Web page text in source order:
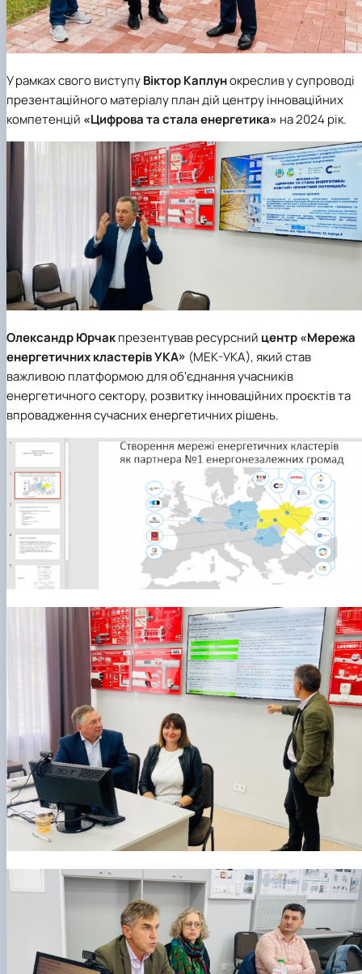
У рамках свого виступуВіктор Каплунокреслив у супроводі
презентаційного матеріалу план дій центру інноваційних
компетенцій «Цифрова та стала енергетика» на 2024 рік.
Олександр Юрчакпрезентував ресурсний центр«Мережа
енергетичних кластерів УКА» (МЕК-УКА), який став
важливою платформою для об'єднання учасників
енергетичного сектору, розвитку інноваційних проєктів та
впровадження сучасних енергетичних рішень.